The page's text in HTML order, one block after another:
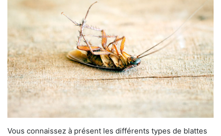
Vous connaissez à présent les différents types de blattes